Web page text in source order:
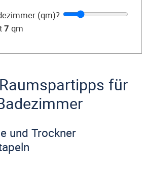
(qm)?
7 qm
für
und Trockner